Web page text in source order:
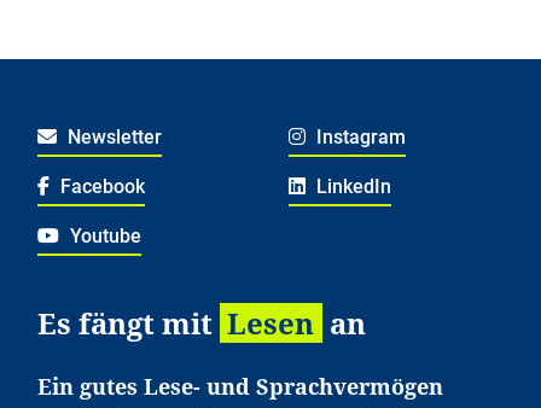
Newsletter Instagram
Facebook LinkedIn
Youtube
Es fängt mit Lesen an
Ein gutes Lese- und Sprachvermögen